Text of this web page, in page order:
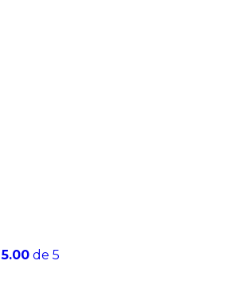
5.00 de 5